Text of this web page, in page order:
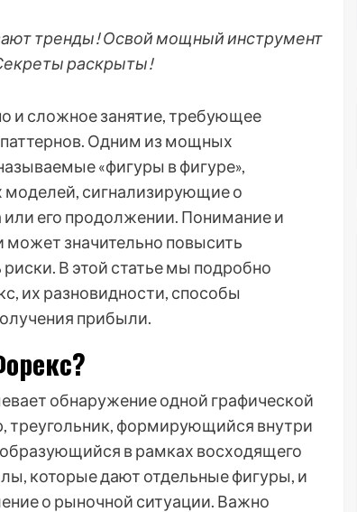
тренды! Освой мощный инструмент
раскрыты!
и сложное занятие, требующее
паттернов. Одним из мощных
«фигуры в фигуре»,
сигнализирующие о
его продолжении. Понимание и
значительно повысить
В этой статье мы подробно
их разновидности, способы
прибыли.
обнаружение одной графической
треугольник, формирующийся внутри
образующийся в рамках восходящего
которые дают отдельные фигуры, и
о рыночной ситуации. Важно